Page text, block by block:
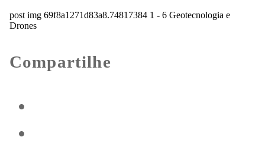
post img 69f8a1271d83a8.74817384 1 - 6 Geotecnologia e
Drones
Compartilhe